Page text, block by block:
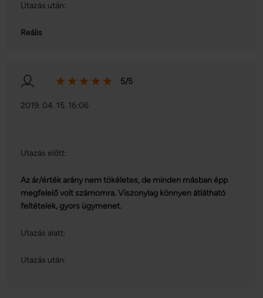
Utazás után:
Reális
5/5
2019. 04. 15. 16:06
Utazás előtt:
Az ár/érték arány nem tökéletes, de minden másban épp
megfelelő volt számomra. Viszonylag könnyen átlátható
feltételek, gyors ügymenet.
Utazás alatt:
Utazás után: